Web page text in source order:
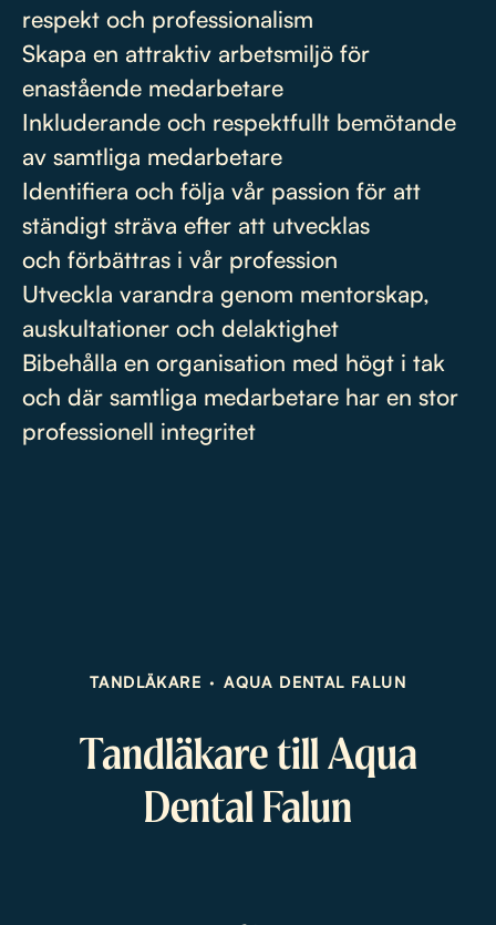
respekt och professionalism
Skapa en attraktiv arbetsmiljö för
enastående medarbetare
Inkluderande och respektfullt bemötande
av samtliga medarbetare
Identifiera och följa vår passion för att
ständigt sträva efter att utvecklas
och förbättras i vår profession
Utveckla varandra genom mentorskap,
auskultationer och delaktighet
Bibehålla en organisation med högt i tak
och där samtliga medarbetare har en stor
professionell integritet
TANDLÄKARE · AQUA DENTAL FALUN
Tandläkare till Aqua
Dental Falun